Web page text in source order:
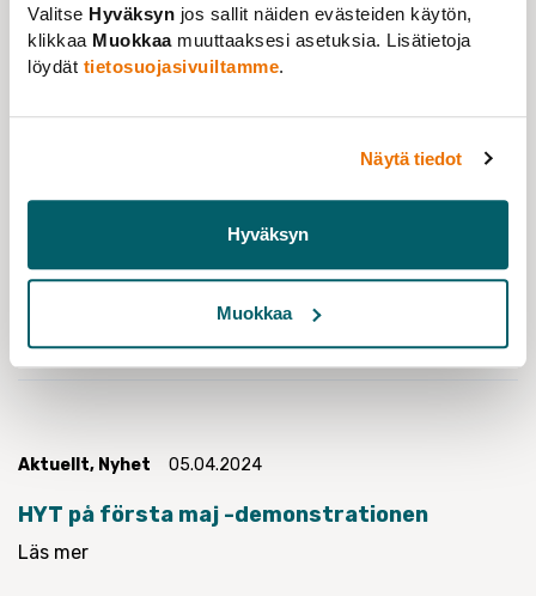
Valitse Hyväksyn jos sallit näiden evästeiden käytön,
klikkaa Muokkaamuuttaaksesi asetuksia. Lisätietoja
löydät tietosuojasivuiltamme.
Näytä tiedot
Hyväksyn
Muokkaa
Medlemsservice och juridisk rådgivning är
stängda under påsken
Läs mer
HYT:s vårmöte 2024
Aktuellt, Nyhet 05.04.2024
HYT på första maj -demonstrationen
Läs mer